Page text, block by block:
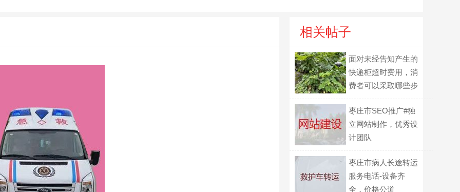
相关帖子
面对未经告知产生的
快递柜超时费用，消
费者可以采取哪些步
枣庄市SEO推广#独
立网站制作，优秀设
计团队
枣庄市病人长途转运
服务电话-设备齐
全，价格公道